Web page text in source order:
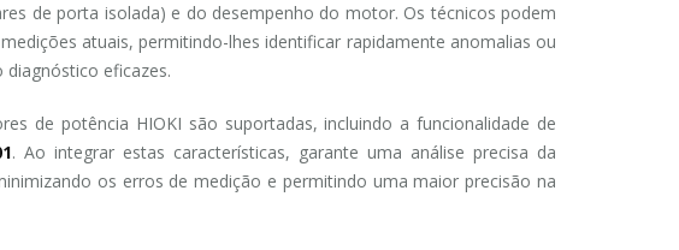
de porta isolada) e do desempenho do motor. Os técnicos podem
atuais, permitindo-lhes identificar rapidamente anomalias ou
eficazes.
de potência HIOKI são suportadas, incluindo a funcionalidade de
. Ao integrar estas características, garante uma análise precisa da
os erros de medição e permitindo uma maior precisão na